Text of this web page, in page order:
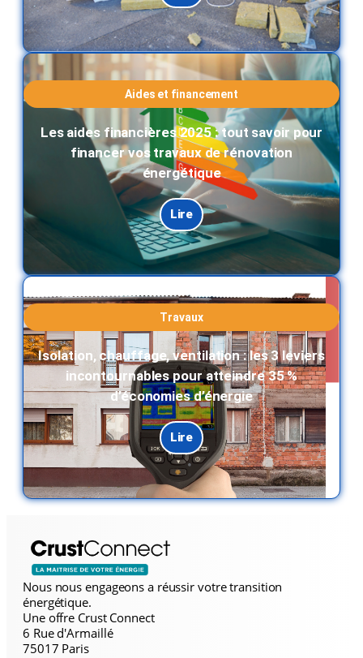
Aides et financement
Les aides financières 2025 : tout savoir pour
financer vos travaux de rénovation
énergétique
Lire
Travaux
Isolation, chauffage, ventilation : les 3 leviers
incontournables pour atteindre 35 %
d’économies d’énergie
Lire
Nous nous engageons a réussir votre transition
énergétique.
Une offre Crust Connect
6 Rue d'Armaillé
75017 Paris